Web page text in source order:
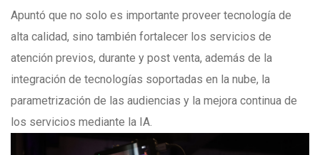
Apuntó que no solo es importante proveer tecnología de
alta calidad, sino también fortalecer los servicios de
atención previos, durante y post venta, además de la
integración de tecnologías soportadas en la nube, la
parametrización de las audiencias y la mejora continua de
los servicios mediante la IA.